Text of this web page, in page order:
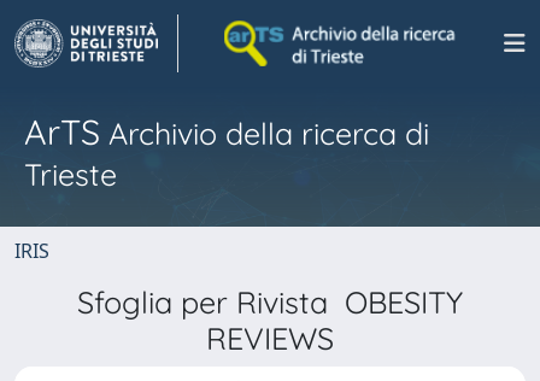
ArTS Archivio della ricerca di
Trieste
IRIS
Sfoglia per Rivista OBESITY
REVIEWS